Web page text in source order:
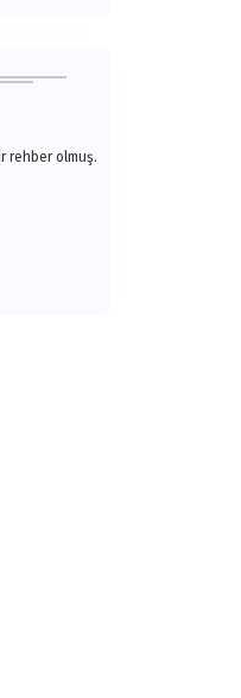
rehber olmuş.